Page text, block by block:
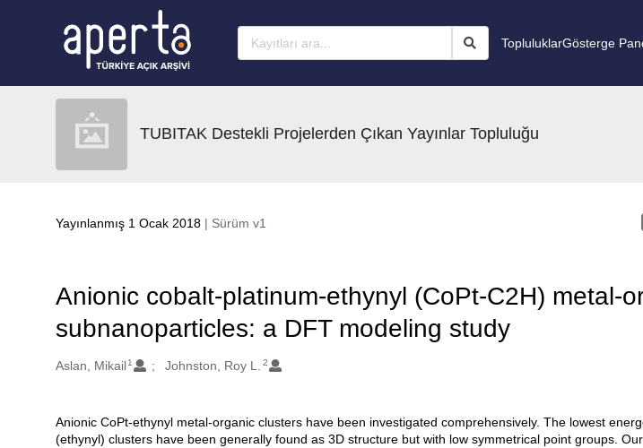
TopluluklarGösterge
TUBITAK Destekli Projelerden Çıkan Yayınlar Topluluğu
Yayınlanmış 1 Ocak 2018 | Sürüm v1
Anionic cobalt-platinum-ethynyl (CoPt-C2H) metal-
subnanoparticles: a DFT modeling study
Oluşturanlar
Aslan, Mikail 1 Johnston, Roy L. 2
Açıklama
Anionic CoPt-ethynyl metal-organic clusters have been investigated comprehensively. The lowest
(ethynyl) clusters have been generally found as 3D structure but with low symmetrical point groups.